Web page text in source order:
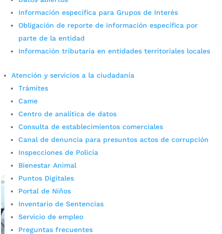
Información específica para Grupos de Interés
Obligación de reporte de información específica por
parte de la entidad
Información tributaria en entidades territoriales locales
Atención y servicios a la ciudadanía
Trámites
Came
Centro de analítica de datos
Consulta de establecimientos comerciales
Canal de denuncia para presuntos actos de corrupción
Inspecciones de Policía
Bienestar Animal
Puntos Digitales
Portal de Niños
Inventario de Sentencias
Servicio de empleo
Preguntas frecuentes
Negocios nocturnos en Cuadra
incumplir norma de ruido
ambiental
poradmin_prensa|May 30, 2025
Durante un operativo de control, la Alcaldía de
Bucaramanga aplicó medidas de cierre a negocios
ruido permitidos, según la resolución 0627 de...
leer más